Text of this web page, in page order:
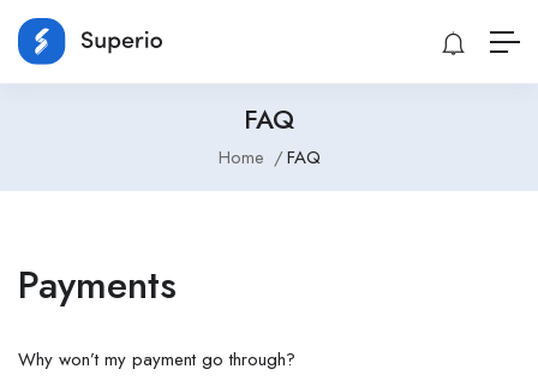
FAQ
Home FAQ
Payments
Why won’t my payment go through?